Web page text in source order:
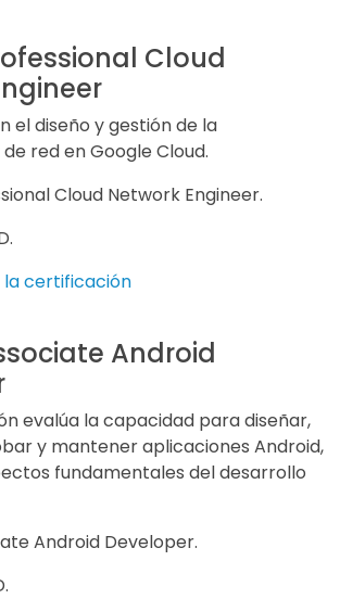
Cloud
el diseño y gestión de la
red en Google Cloud.
Cloud Network Engineer.
certificación
Android
evalúa la capacidad para diseñar,
y mantener aplicaciones Android,
fundamentales del desarrollo
Android Developer.